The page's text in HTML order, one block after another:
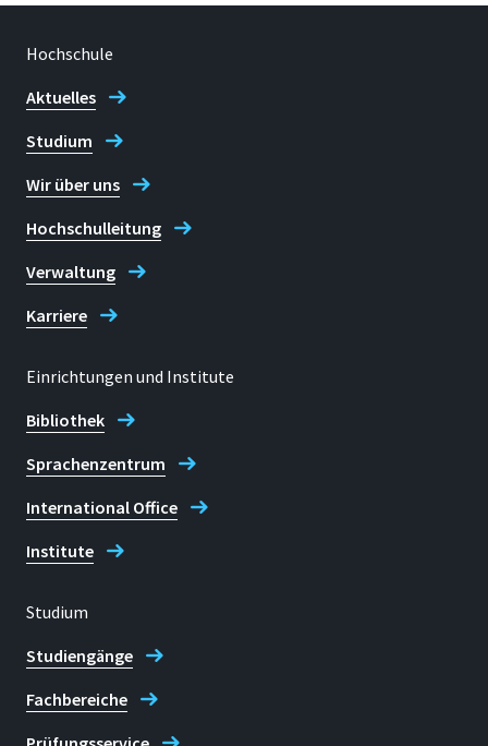
Hochschule
Aktuelles
Studium
Wir über uns
Hochschulleitung
Verwaltung
Karriere
Einrichtungen und Institute
Bibliothek
Sprachenzentrum
International Office
Institute
Studium
Studiengänge
Fachbereiche